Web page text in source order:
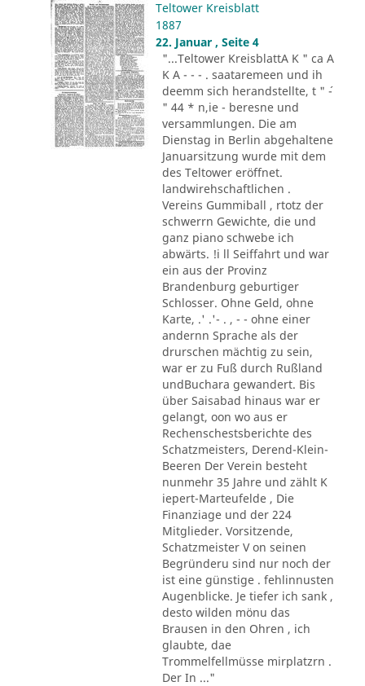
Teltower Kreisblatt
1887
22. Januar , Seite 4
"...Teltower KreisblattA K " ca A
K A - - - . saataremeen und ih
deemm sich herandstellte, t " ´-
" 44 * n,ie - beresne und
versammlungen. Die am
Dienstag in Berlin abgehaltene
Januarsitzung wurde mit dem
des Teltower eröffnet.
landwirehschaftlichen .
Vereins Gummiball , rtotz der
schwerrn Gewichte, die und
ganz piano schwebe ich
abwärts. !i ll Seiffahrt und war
ein aus der Provinz
Brandenburg geburtiger
Schlosser. Ohne Geld, ohne
Karte, .' .'- . , - - ohne einer
andernn Sprache als der
drurschen mächtig zu sein,
war er zu Fuß durch Rußland
undBuchara gewandert. Bis
über Saisabad hinaus war er
gelangt, oon wo aus er
Rechenschestsberichte des
Schatzmeisters, Derend-Klein-
Beeren Der Verein besteht
nunmehr 35 Jahre und zählt K
iepert-Marteufelde , Die
Finanziage und der 224
Mitglieder. Vorsitzende,
Schatzmeister V on seinen
Begründeru sind nur noch der
ist eine günstige . fehlinnusten
Augenblicke. Je tiefer ich sank ,
desto wilden mönu das
Brausen in den Ohren , ich
glaubte, dae
Trommelfellmüsse mirplatzrn .
Der In ..."